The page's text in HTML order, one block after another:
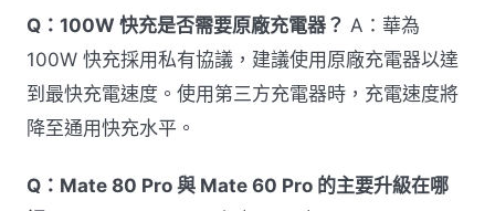
Q：100W 快充是否需要原廠充電器？ A：華為
100W 快充採用私有協議，建議使用原廠充電器以達
到最快充電速度。使用第三方充電器時，充電速度將
降至通用快充水平。
Q：Mate 80 Pro 與 Mate 60 Pro 的主要升級在哪